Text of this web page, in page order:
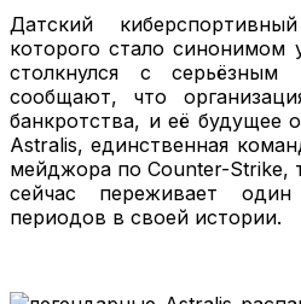
Датский
которого стало синонимом
столкнулся с серьёзным
сообщают, что
банкротства, и её будущее
Astralis, единственная
мейджора по Counter-Strike,
сейчас переживает
периодов в своей истории.